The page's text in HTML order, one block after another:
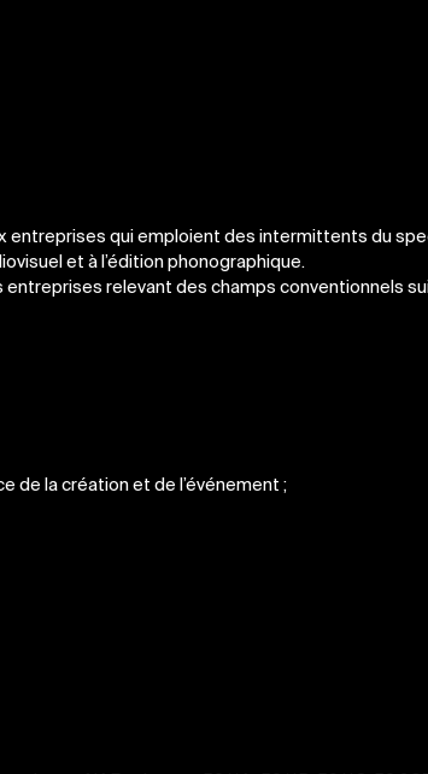
entreprises qui emploient des intermittents du
et à l’édition phonographique.
relevant des champs conventionnels
de la création et de l’événement ;